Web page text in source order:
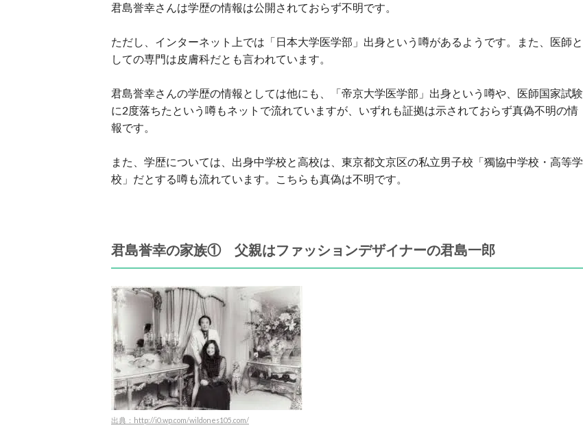
君島誉幸さんは学歴の情報は公開されておらず不明です。
ただし、インターネット上では「日本大学医学部」出身という噂があるようです。また、医師と
しての専門は皮膚科だとも言われています。
君島誉幸さんの学歴の情報としては他にも、「帝京大学医学部」出身という噂や、医師国家試験
に2度落ちたという噂もネットで流れていますが、いずれも証拠は示されておらず真偽不明の情
報です。
また、学歴については、出身中学校と高校は、東京都文京区の私立男子校「獨協中学校・高等学
校」だとする噂も流れています。こちらも真偽は不明です。
君島誉幸の家族① 父親はファッションデザイナーの君島一郎
出典：http://i0.wp.com/wildones105.com/